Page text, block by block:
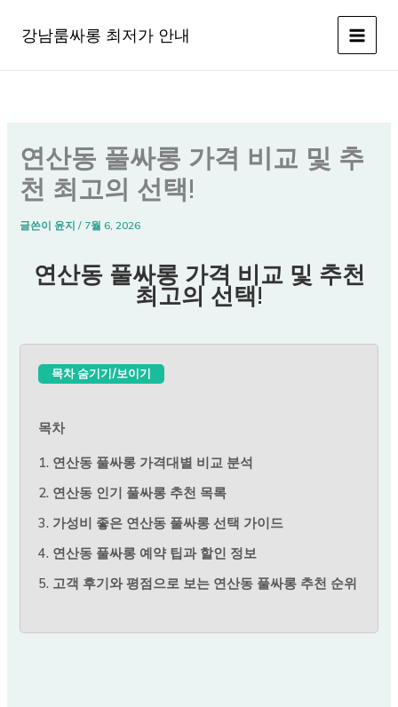
강남룸싸롱 최저가 안내
연산동 풀싸롱 가격 비교 및 추
천 최고의 선택!
글쓴이 윤지/ 7월 6, 2026
연산동 풀싸롱 가격 비교 및 추천
최고의 선택!
목차 숨기기/보이기
목차
1. 연산동 풀싸롱 가격대별 비교 분석
2. 연산동 인기 풀싸롱 추천 목록
3. 가성비 좋은 연산동 풀싸롱 선택 가이드
4. 연산동 풀싸롱 예약 팁과 할인 정보
5. 고객 후기와 평점으로 보는 연산동 풀싸롱 추천 순위